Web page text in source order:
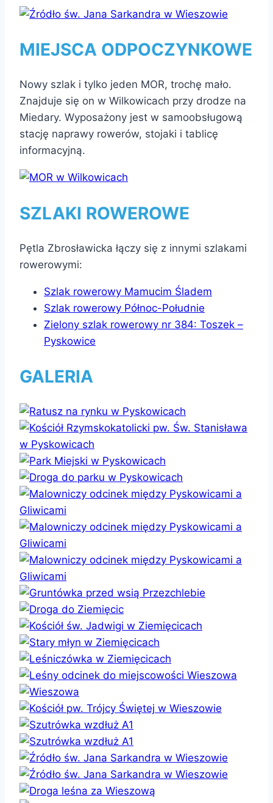
MIEJSCA ODPOCZYNKOWE
Nowy szlak i tylko jeden MOR, trochę mało.
Znajduje się on w Wilkowicach przy drodze na
Miedary. Wyposażony jest w samoobsługową
stację naprawy rowerów, stojaki i tablicę
informacyjną.
SZLAKI ROWEROWE
Pętla Zbrosławicka łączy się z innymi szlakami
rowerowymi:
Szlak rowerowy Mamucim Śladem
Szlak rowerowy Północ-Południe
Zielony szlak rowerowy nr 384: Toszek –
Pyskowice
GALERIA